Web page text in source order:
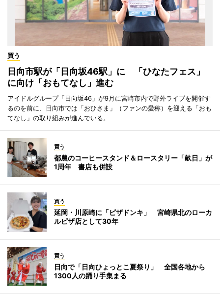
買う
日向市駅が「日向坂46駅」に 「ひなたフェス」
に向け「おもてなし」進む
アイドルグループ「日向坂46」が9月に宮崎市内で野外ライブを開催す
るのを前に、日向市では「おひさま」（ファンの愛称）を迎える「おも
てなし」の取り組みが進んでいる。
買う
都農のコーヒースタンド＆ロースタリー「畝日」が
1周年 書店も併設
買う
延岡・川原崎に「ピザドンキ」 宮崎県北のローカ
ルピザ店として30年
買う
日向で「日向ひょっとこ夏祭り」 全国各地から
1300人の踊り手集まる